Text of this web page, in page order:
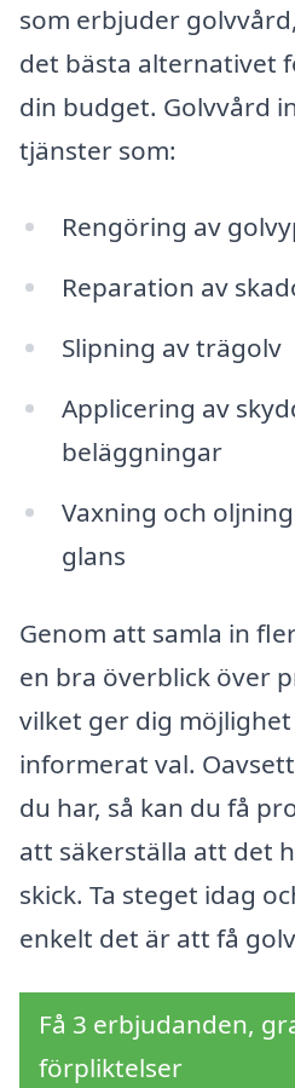
som erbjuder
det bästa alternativet
din budget. Golvvård
tjänster som:
Rengöring av
Reparation av
Slipning av trägolv
Applicering av
beläggningar
Vaxning och
glans
Genom att samla in
en bra överblick över
vilket ger dig
informerat val.
du har, så kan du få
att säkerställa att det
skick. Ta steget idag
enkelt det är att få
Få 3 erbjudanden,
förpliktelser